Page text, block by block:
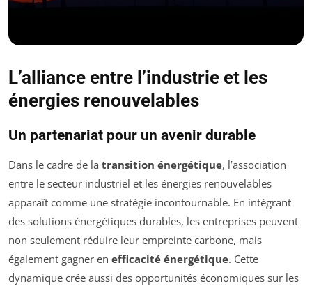
L’alliance entre l’industrie et les
énergies renouvelables
Un partenariat pour un avenir durable
Dans le cadre de la transition énergétique, l’association
entre le secteur industriel et les énergies renouvelables
apparaît comme une stratégie incontournable. En intégrant
des solutions énergétiques durables, les entreprises peuvent
non seulement réduire leur empreinte carbone, mais
également gagner en efficacité énergétique. Cette
dynamique crée aussi des opportunités économiques sur les